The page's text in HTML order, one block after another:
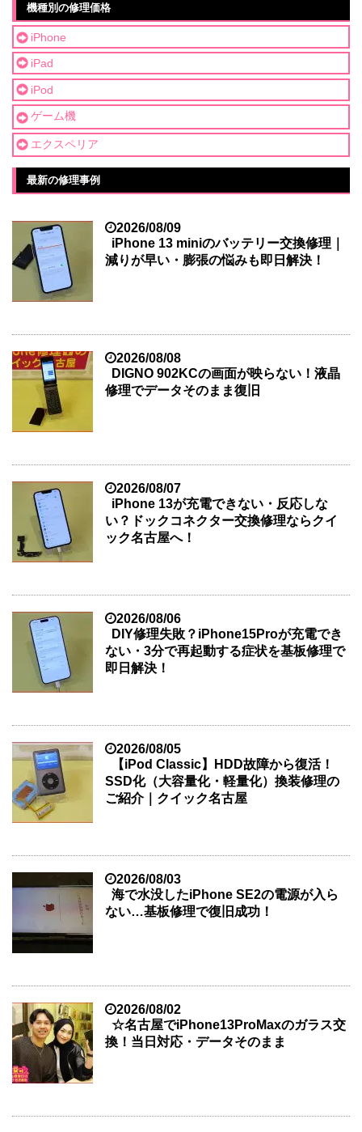
機種別の修理価格
iPhone
iPad
iPod
ゲーム機
エクスペリア
最新の修理事例
2026/08/09
iPhone 13 miniのバッテリー交換修理｜
減りが早い・膨張の悩みも即日解決！
2026/08/08
DIGNO 902KCの画面が映らない！液晶
修理でデータそのまま復旧
2026/08/07
iPhone 13が充電できない・反応しな
い？ドックコネクター交換修理ならクイ
ック名古屋へ！
2026/08/06
DIY修理失敗？iPhone15Proが充電でき
ない・3分で再起動する症状を基板修理で
即日解決！
2026/08/05
【iPod Classic】HDD故障から復活！
SSD化（大容量化・軽量化）換装修理の
ご紹介｜クイック名古屋
2026/08/03
海で水没したiPhone SE2の電源が入ら
ない…基板修理で復旧成功！
2026/08/02
☆名古屋でiPhone13ProMaxのガラス交
換！当日対応・データそのまま